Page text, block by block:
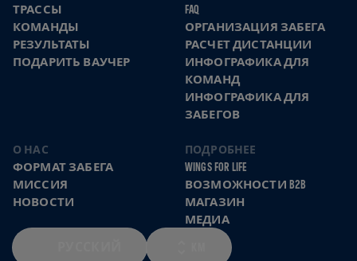
ТРАССЫ
КОМАНДЫ
РЕЗУЛЬТАТЫ
ПОДАРИТЬ ВАУЧЕР
FAQ
ОРГАНИЗАЦИЯ ЗАБЕГА
РАСЧЕТ ДИСТАНЦИИ
ИНФОГРАФИКА ДЛЯ
КОМАНД
ИНФОГРАФИКА ДЛЯ
ЗАБЕГОВ
О НАС
ФОРМАТ ЗАБЕГА
МИССИЯ
НОВОСТИ
ПОДРОБНЕЕ
WINGS FOR LIFE
ВОЗМОЖНОСТИ B2B
МАГАЗИН
МЕДИА